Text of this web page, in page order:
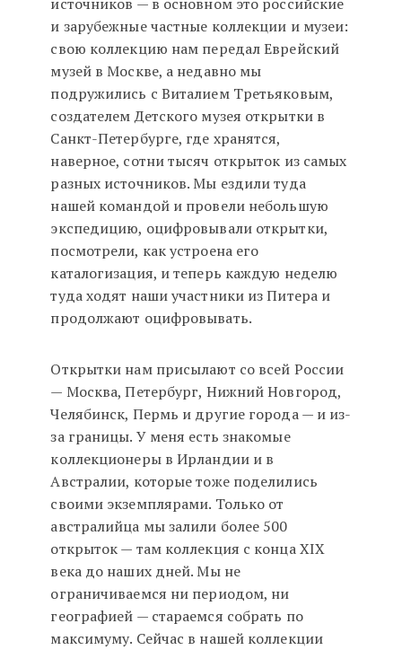
и зарубежные частные коллекции и музеи:
свою коллекцию нам передал Еврейский
музей в Москве, а недавно мы
подружились с Виталием Третьяковым,
создателем Детского музея открытки в
Санкт-Петербурге, где хранятся,
наверное, сотни тысяч открыток из самых
разных источников. Мы ездили туда
нашей командой и провели небольшую
экспедицию, оцифровывали открытки,
посмотрели, как устроена его
каталогизация, и теперь каждую неделю
туда ходят наши участники из Питера и
продолжают оцифровывать.
Открытки нам присылают со всей России
— Москва, Петербург, Нижний Новгород,
Челябинск, Пермь и другие города — и из-
за границы. У меня есть знакомые
коллекционеры в Ирландии и в
Австралии, которые тоже поделились
своими экземплярами. Только от
австралийца мы залили более 500
открыток — там коллекция с конца XIX
века до наших дней. Мы не
ограничиваемся ни периодом, ни
географией — стараемся собрать по
максимуму. Сейчас в нашей коллекции